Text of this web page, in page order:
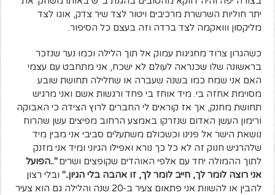
יתר חוליות השרשרת מרכיבים ויטור לצד שיר צדק, אוגו לצד
מליקסון ווואקמה לצד ברדה וזה בעצם כל הסיפור.
כשהגרון צרוד מחגיגות עמוק אל תוך הלילה וכמו נער שנזכר
בראשונה שלו שכנראה לעולם לא ישכח, אני מתחבט עם עצמי
האם אני שמח כמו בשנה שעברה או שחלילה תחושת שובע
מסוימת אחזה בי. מיד אוחז בי פחד ורגשות אשם ואני מרגיש
תחושת מחנק, אך אז קוראים לי החברים לרוץ הצידה כי האבוקה
ורימון העשן האדום שנזרקו באמצע הרחוב מפיצים עשן שהרוח
נושאת הישר אל פנינו וכשכולם משתעלים סביבי אני מבין מיד
שלהרגיש חנוק זה לא כל כך נורא ואפילו הגיוני ומיד אני מזנק
לתוך ההמולה יחד עם אלפי האוהדים שקופצים ושרים"..הפועל
אני רוצה לומר לך, חייב לומר לך, זו אהבה בלי הגיון.." ובלי רצון
להבין או להשוות אני פתאום צעיר ב-20 שנה והלילה גם הוא צעיר